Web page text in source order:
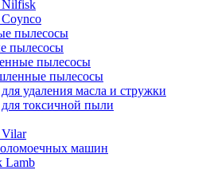
пылесосы
пылесосы
пылесосы
пылесосы
удаления масла и стружки
токсичной пыли
машин
Lamb